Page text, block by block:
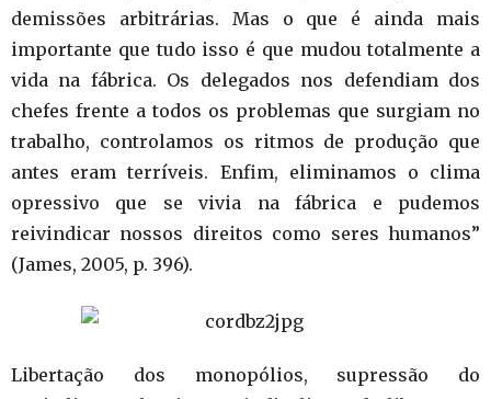
demissões arbitrárias. Mas o que é ainda mais
importante que tudo isso é que mudou totalmente a
vida na fábrica. Os delegados nos defendiam dos
chefes frente a todos os problemas que surgiam no
trabalho, controlamos os ritmos de produção que
antes eram terríveis. Enfim, eliminamos o clima
opressivo que se vivia na fábrica e pudemos
reivindicar nossos direitos como seres humanos”
(James, 2005, p. 396).
Libertação dos monopólios, supressão do